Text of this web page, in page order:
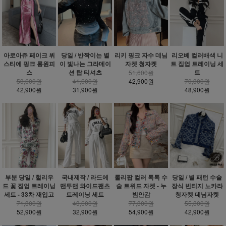
아로아쥬 페이크 뷔
스티에 핑크 롱원피
스
53,600원
42,900원
당일 / 반짝이는 별
이 빛나는 그라데이
션 탑 티셔츠
41,600원
31,900원
리키 핑크 자수 데님
자켓 청자켓
51,600원
42,900원
리오베 컬러배색 니
트 집업 트레이닝 세
트
70,300원
48,900원
부분 당일 / 헐리우
드 꽃 집업 트레이닝
세트 - 33차 재입고
71,300원
52,900원
국내제작 / 라드에
맨투맨 와이드팬츠
트레이닝 세트
43,600원
32,900원
롤리팝 컬러 톡톡 수
술 트위드 자켓 - 누
빔안감
77,300원
54,900원
당일 / 별 패턴 수술
장식 빈티지 노카라
청자켓 데님자켓
55,800원
42,900원